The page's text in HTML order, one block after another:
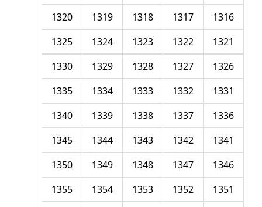
1316
1317
1318
1319
1320
1321
1322
1323
1324
1325
1326
1327
1328
1329
1330
1331
1332
1333
1334
1335
1336
1337
1338
1339
1340
1341
1342
1343
1344
1345
1346
1347
1348
1349
1350
1351
1352
1353
1354
1355